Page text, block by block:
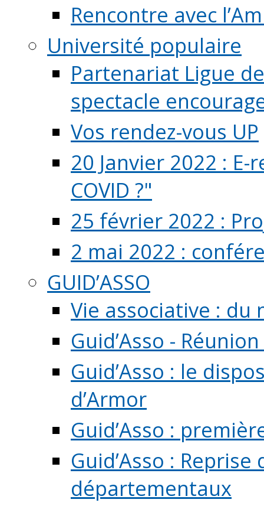
Rencontre avec
Université populaire
Partenariat Ligue
spectacle
Vos rendez-vous UP
20 Janvier 2022 :
COVID ?"
25 février 2022 :
2 mai 2022 :
GUID’ASSO
Vie associative : du
Guid’Asso -
Guid’Asso : le
d’Armor
Guid’Asso :
Guid’Asso :
départementaux